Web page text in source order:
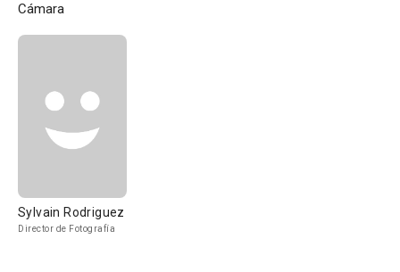
Cámara
Sylvain Rodriguez
Director de Fotografía